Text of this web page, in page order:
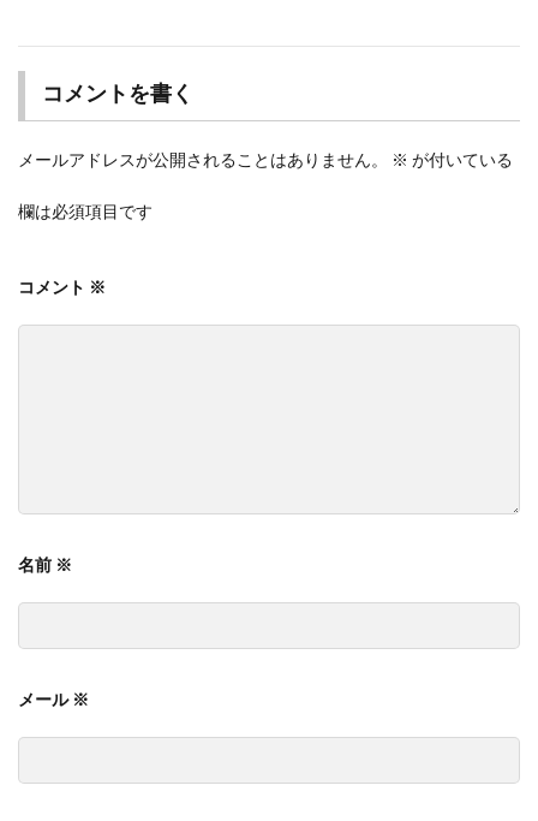
コメントを書く
メールアドレスが公開されることはありません。 ※ が付いている
欄は必須項目です
コメント ※
名前 ※
メール ※